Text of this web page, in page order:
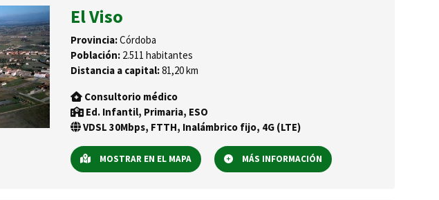
El Viso
Provincia:Córdoba
Población:2.511 habitantes
Distancia a capital:81,20 km
Consultorio médico
Ed. Infantil, Primaria, ESO
VDSL 30Mbps, FTTH, Inalámbrico fijo, 4G (LTE)
MOSTRAR EN EL MAPA MÁS INFORMACIÓN